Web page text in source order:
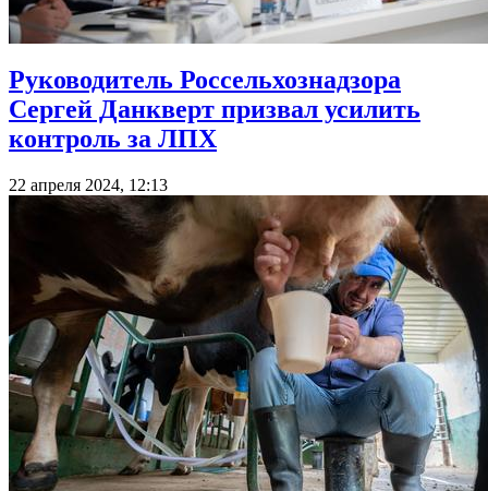
Руководитель Россельхознадзора
Сергей Данкверт призвал усилить
контроль за ЛПХ
22 апреля 2024, 12:13